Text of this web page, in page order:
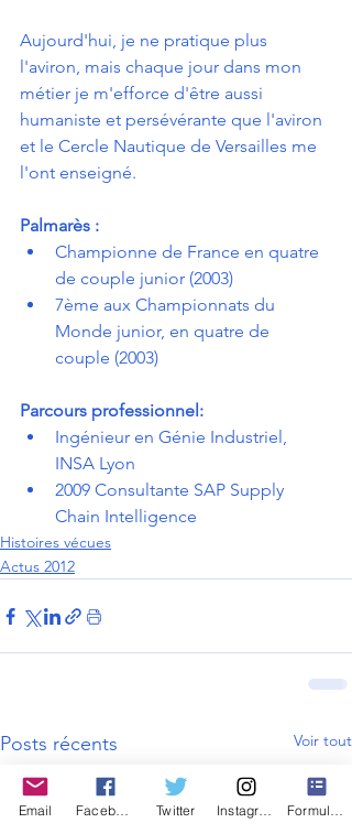
Aujourd'hui, je ne pratique plus
l'aviron, mais chaque jour dans mon
métier je m'efforce d'être aussi
humaniste et persévérante que l'aviron
et le Cercle Nautique de Versailles me
l'ont enseigné.
Palmarès :
Championne de France en quatre
de couple junior (2003)
7ème aux Championnats du
Monde junior, en quatre de
couple (2003)
Parcours professionnel:
Ingénieur en Génie Industriel,
INSA Lyon
2009 Consultante SAP Supply
Chain Intelligence
Histoires vécues
Actus 2012
Posts récents Voir tout
Email Twitter